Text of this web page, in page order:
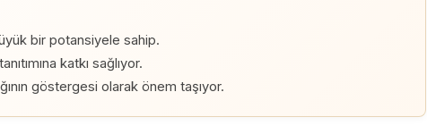
bir potansiyele sahip.
katkı sağlıyor.
göstergesi olarak önem taşıyor.